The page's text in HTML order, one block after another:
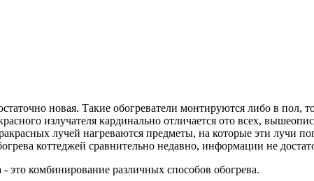
новая. Такие обогреватели монтируются либо в пол,
излучателя кардинально отличается ото всех,
лучей нагреваются предметы, на которые эти лучи
коттеджей сравнительно недавно, информации не
комбинирование различных способов обогрева.